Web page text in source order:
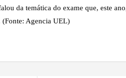
da temática do exame que, este
(Fonte: Agencia UEL)